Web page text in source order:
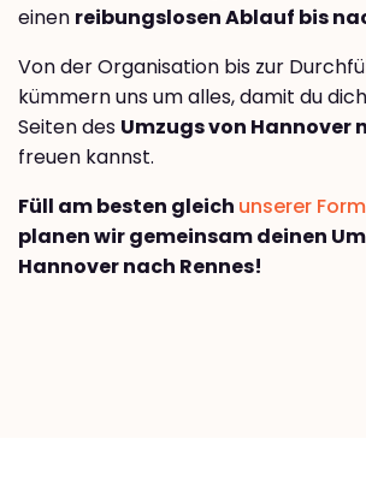
einen reibungslosen Ablauf bis
Von der Organisation bis zur
kümmern uns um alles, damit du
Seiten des Umzugs von Hannover
freuen kannst.
Füll am besten gleich unserer
planen wir gemeinsam deinen
Hannover nach Rennes!